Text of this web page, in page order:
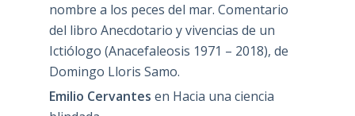
nombre a los peces del mar. Comentario
del libro Anecdotario y vivencias de un
Ictiólogo (Anacefaleosis 1971 – 2018), de
Domingo Lloris Samo.
Emilio Cervantes en Hacia una ciencia